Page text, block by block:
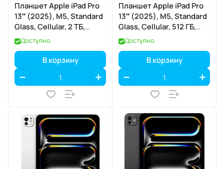
Планшет Apple iPad Pro
13″ (2025), M5, Standard
Glass, Cellular, 2 ТБ,
Silver (серебристый)
Доступно
В корзину
Планшет Apple iPad Pro
13″ (2025), M5, Standard
Glass, Cellular, 512 ГБ,
Space Black (тёмная
ночь)
Доступно
В корзину